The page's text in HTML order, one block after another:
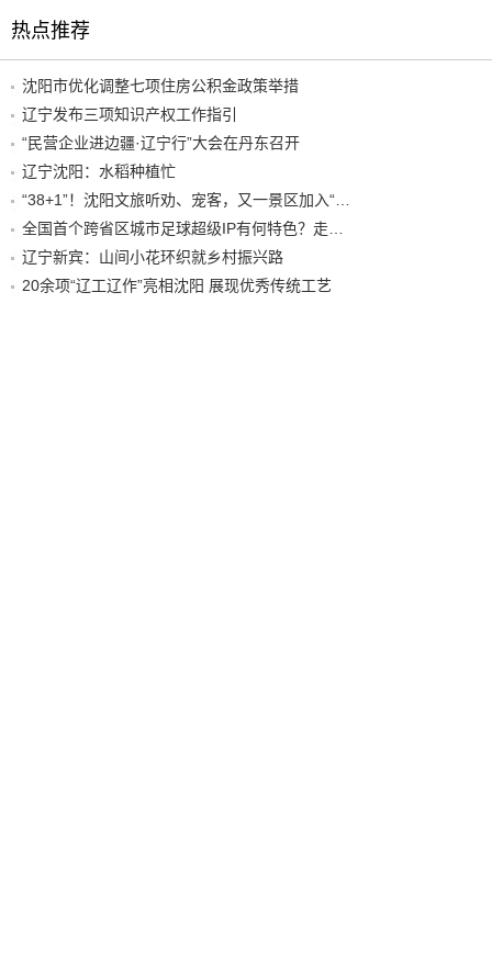
热点推荐
沈阳市优化调整七项住房公积金政策举措
辽宁发布三项知识产权工作指引
“民营企业进边疆·辽宁行”大会在丹东召开
辽宁沈阳：水稻种植忙
辽宁新宾：山间小花环织就乡村振兴路
20余项“辽工辽作”亮相沈阳 展现优秀传统工艺